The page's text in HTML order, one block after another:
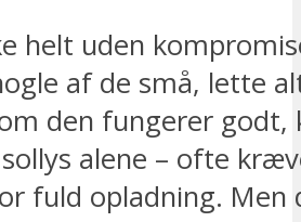
helt uden
af de små, lette
den fungerer godt,
alene – ofte
fuld opladning. Men